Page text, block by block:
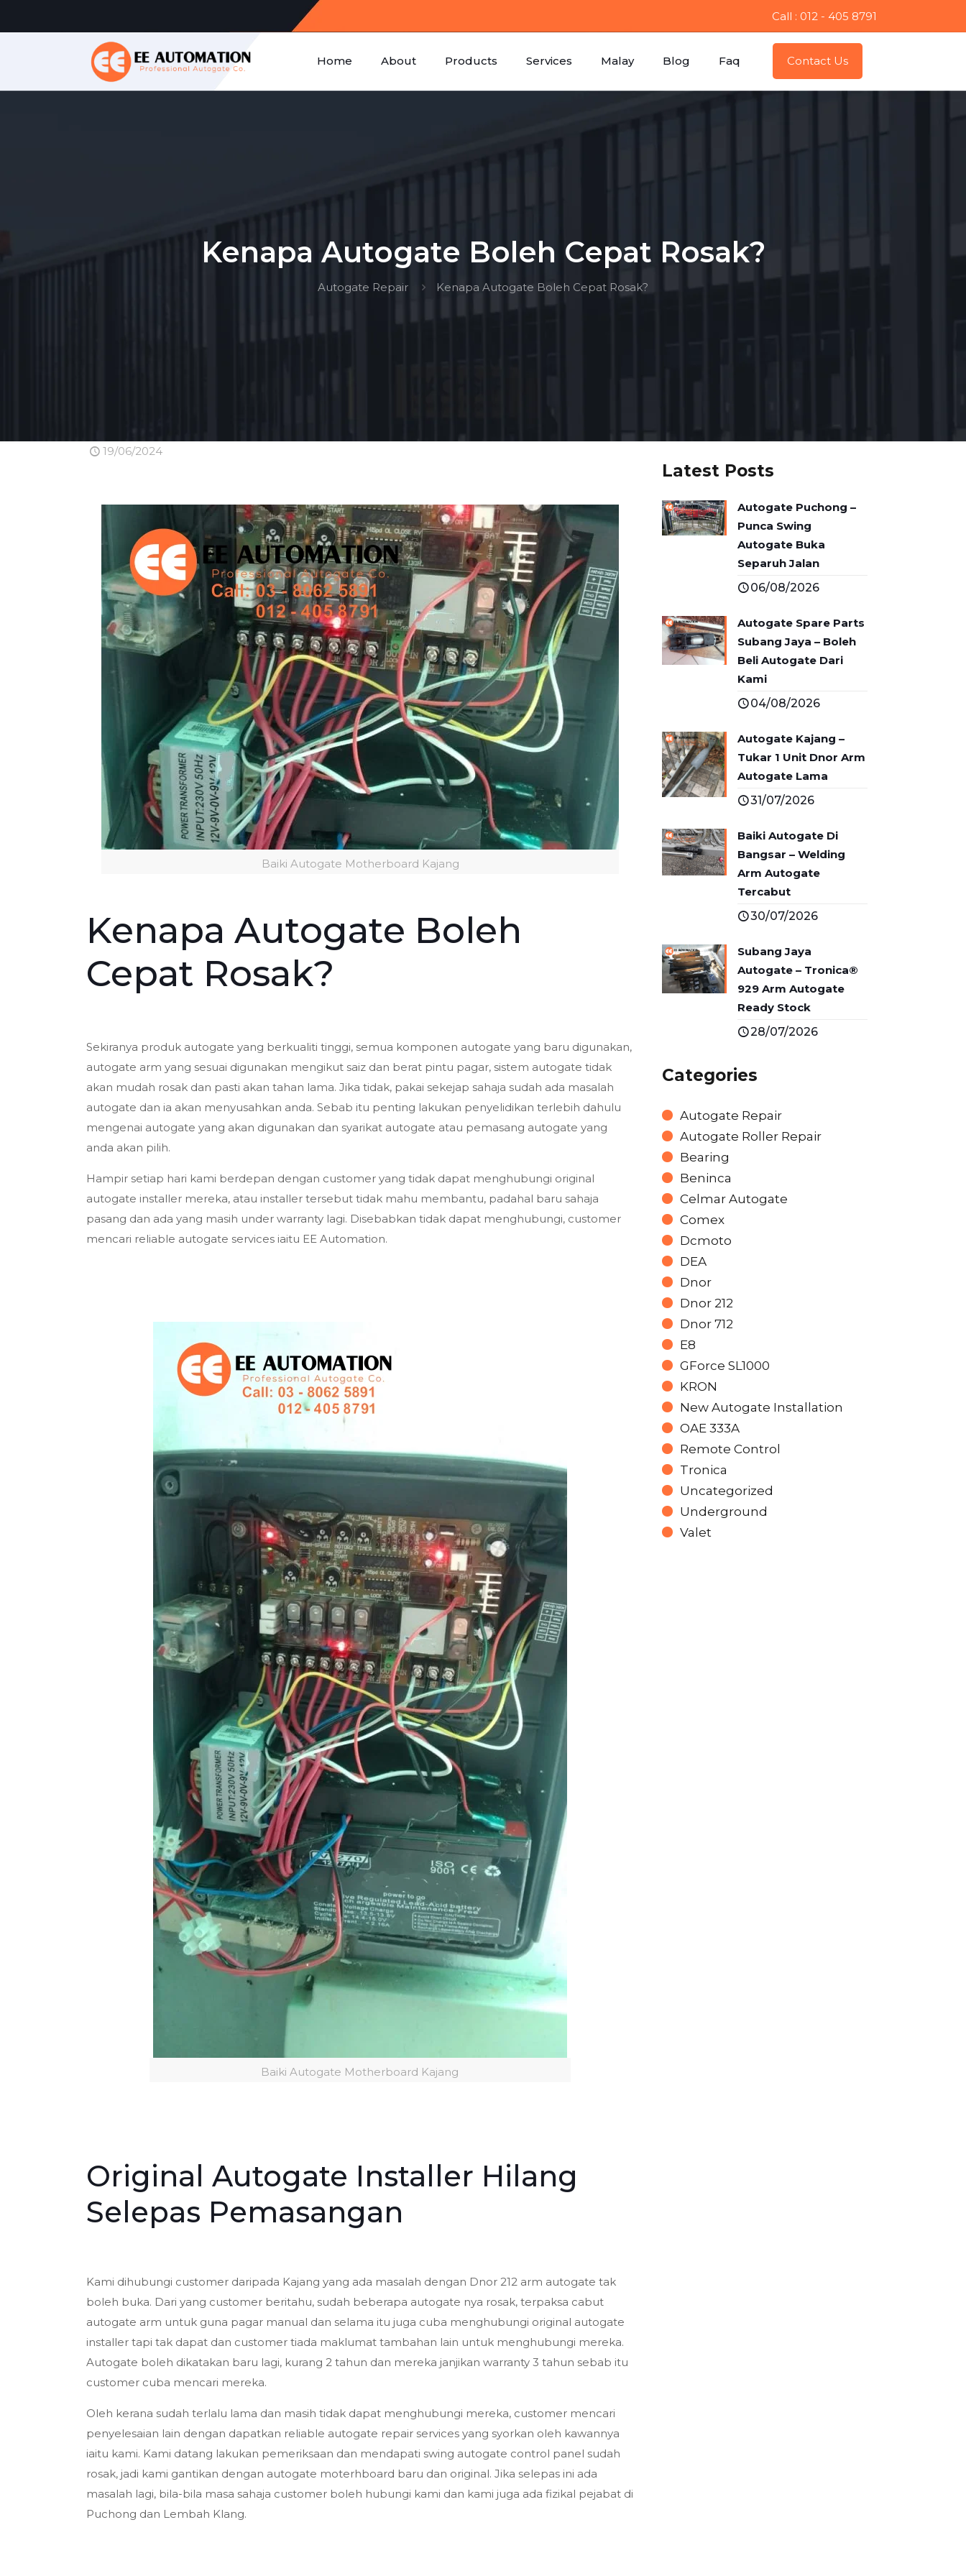
Call : 012 - 405 8791
Home About Products Services Malay Blog Faq Contact Us
Kenapa Autogate Boleh Cepat Rosak?
Autogate Repair Kenapa Autogate Boleh Cepat Rosak?
19/06/2024
Baiki Autogate Motherboard Kajang
Kenapa Autogate Boleh
Cepat Rosak?
Sekiranya produk autogate yang berkualiti tinggi, semua komponen autogate yang baru digunakan,
autogate arm yang sesuai digunakan mengikut saiz dan berat pintu pagar, sistem autogate tidak
akan mudah rosak dan pasti akan tahan lama. Jika tidak, pakai sekejap sahaja sudah ada masalah
autogate dan ia akan menyusahkan anda. Sebab itu penting lakukan penyelidikan terlebih dahulu
mengenai autogate yang akan digunakan dan syarikat autogate atau pemasang autogate yang
anda akan pilih.
Hampir setiap hari kami berdepan dengan customer yang tidak dapat menghubungi original
autogate installer mereka, atau installer tersebut tidak mahu membantu, padahal baru sahaja
pasang dan ada yang masih under warranty lagi. Disebabkan tidak dapat menghubungi, customer
mencari reliable autogate services iaitu EE Automation.
Baiki Autogate Motherboard Kajang
Original Autogate Installer Hilang
Selepas Pemasangan
Kami dihubungi customer daripada Kajang yang ada masalah dengan Dnor 212 arm autogate tak
boleh buka. Dari yang customer beritahu, sudah beberapa autogate nya rosak, terpaksa cabut
autogate arm untuk guna pagar manual dan selama itu juga cuba menghubungi original autogate
installer tapi tak dapat dan customer tiada maklumat tambahan lain untuk menghubungi mereka.
Autogate boleh dikatakan baru lagi, kurang 2 tahun dan mereka janjikan warranty 3 tahun sebab itu
customer cuba mencari mereka.
Oleh kerana sudah terlalu lama dan masih tidak dapat menghubungi mereka, customer mencari
penyelesaian lain dengan dapatkan reliable autogate repair services yang syorkan oleh kawannya
iaitu kami. Kami datang lakukan pemeriksaan dan mendapati swing autogate control panel sudah
rosak, jadi kami gantikan dengan autogate moterhboard baru dan original. Jika selepas ini ada
masalah lagi, bila-bila masa sahaja customer boleh hubungi kami dan kami juga ada fizikal pejabat di
Puchong dan Lembah Klang.
Latest Posts
Autogate Puchong –
Punca Swing
Autogate Buka
Separuh Jalan
06/08/2026
Autogate Spare Parts
Subang Jaya – Boleh
Beli Autogate Dari
Kami
04/08/2026
Autogate Kajang –
Tukar 1 Unit Dnor Arm
Autogate Lama
31/07/2026
Baiki Autogate Di
Bangsar – Welding
Arm Autogate
Tercabut
30/07/2026
Subang Jaya
Autogate – Tronica®
929 Arm Autogate
Ready Stock
28/07/2026
Categories
Autogate Repair
Autogate Roller Repair
Bearing
Beninca
Celmar Autogate
Comex
Dcmoto
DEA
Dnor
Dnor 212
Dnor 712
E8
GForce SL1000
KRON
New Autogate Installation
OAE 333A
Remote Control
Tronica
Uncategorized
Underground
Valet